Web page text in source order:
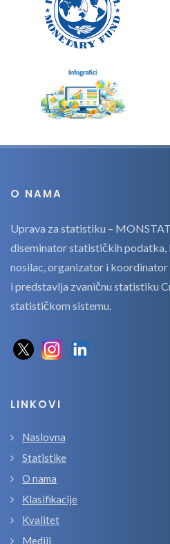
O NAMA
Uprava za statistiku –
diseminator statističkih podatka,
nosilac, organizator i
i predstavlja zvaničnu statistiku
statističkom sistemu.
LINKOVI
Naslovna
Statistike
O nama
Klasifikacije
Kvalitet
Mediji